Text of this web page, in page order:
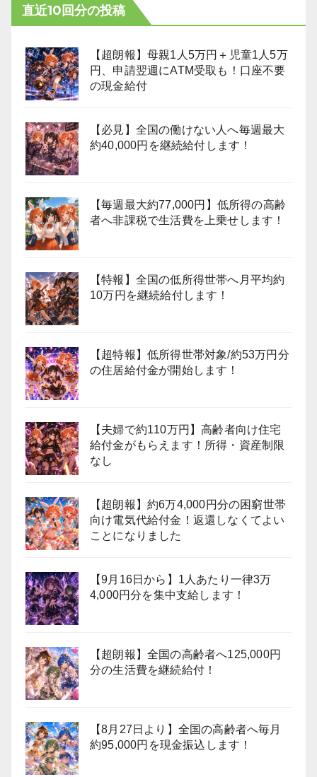
直近10回分の投稿
【超朗報】母親1人5万円＋児童1人5万
円、申請翌週にATM受取も！口座不要
の現金給付
【必見】全国の働けない人へ毎週最大
約40,000円を継続給付します！
【毎週最大約77,000円】低所得の高齢
者へ非課税で生活費を上乗せします！
【特報】全国の低所得世帯へ月平均約
10万円を継続給付します！
【超特報】低所得世帯対象/約53万円分
の住居給付金が開始します！
【夫婦で約110万円】高齢者向け住宅
給付金がもらえます！所得・資産制限
なし
【超朗報】約6万4,000円分の困窮世帯
向け電気代給付金！返還しなくてよい
ことになりました
【9月16日から】1人あたり一律3万
4,000円分を集中支給します！
【超朗報】全国の高齢者へ125,000円
分の生活費を継続給付！
【8月27日より】全国の高齢者へ毎月
約95,000円を現金振込します！